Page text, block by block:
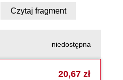
Czytaj fragment
niedostępna
20,67 zł